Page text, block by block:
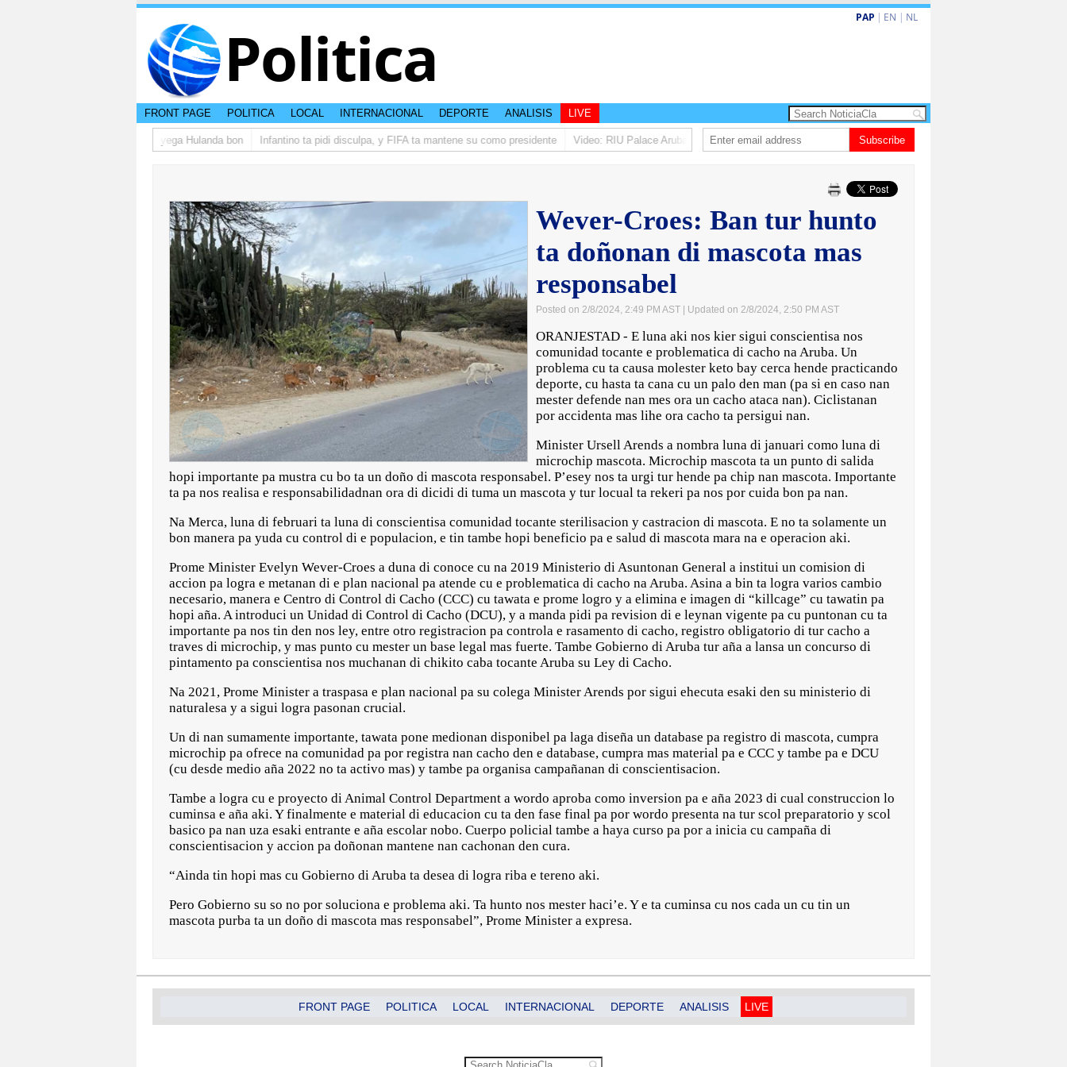
Politica PAP | EN | NL
FRONT PAGE POLITICA LOCAL INTERNACIONAL DEPORTE ANALISIS LIVE
di studiantenan di Aruba a yega Hulanda bon Infantino ta pidi disculpa, y FIFA ta mantene su como presidente Video: RIU Palace Aruba ta eleva turismo premium cu renobacion di US$106 miyon
Subscribe
Wever-Croes: Ban tur hunto
ta doñonan di mascota mas
responsabel
Posted on 2/8/2024, 2:49 PM AST | Updated on 2/8/2024, 2:50 PM AST
ORANJESTAD - E luna aki nos kier sigui conscientisa nos
comunidad tocante e problematica di cacho na Aruba. Un
problema cu ta causa molester keto bay cerca hende practicando
deporte, cu hasta ta cana cu un palo den man (pa si en caso nan
mester defende nan mes ora un cacho ataca nan). Ciclistanan
por accidenta mas lihe ora cacho ta persigui nan.
Minister Ursell Arends a nombra luna di januari como luna di
microchip mascota. Microchip mascota ta un punto di salida
hopi importante pa mustra cu bo ta un doño di mascota responsabel. P’esey nos ta urgi tur hende pa chip nan mascota. Importante
ta pa nos realisa e responsabilidadnan ora di dicidi di tuma un mascota y tur locual ta rekeri pa nos por cuida bon pa nan.
Na Merca, luna di februari ta luna di conscientisa comunidad tocante sterilisacion y castracion di mascota. E no ta solamente un
bon manera pa yuda cu control di e populacion, e tin tambe hopi beneficio pa e salud di mascota mara na e operacion aki.
Prome Minister Evelyn Wever-Croes a duna di conoce cu na 2019 Ministerio di Asuntonan General a institui un comision di
accion pa logra e metanan di e plan nacional pa atende cu e problematica di cacho na Aruba. Asina a bin ta logra varios cambio
necesario, manera e Centro di Control di Cacho (CCC) cu tawata e prome logro y a elimina e imagen di “killcage” cu tawatin pa
hopi aña. A introduci un Unidad di Control di Cacho (DCU), y a manda pidi pa revision di e leynan vigente pa cu puntonan cu ta
importante pa nos tin den nos ley, entre otro registracion pa controla e rasamento di cacho, registro obligatorio di tur cacho a
traves di microchip, y mas punto cu mester un base legal mas fuerte. Tambe Gobierno di Aruba tur aña a lansa un concurso di
pintamento pa conscientisa nos muchanan di chikito caba tocante Aruba su Ley di Cacho.
Na 2021, Prome Minister a traspasa e plan nacional pa su colega Minister Arends por sigui ehecuta esaki den su ministerio di
naturalesa y a sigui logra pasonan crucial.
Un di nan sumamente importante, tawata pone medionan disponibel pa laga diseña un database pa registro di mascota, cumpra
microchip pa ofrece na comunidad pa por registra nan cacho den e database, cumpra mas material pa e CCC y tambe pa e DCU
(cu desde medio aña 2022 no ta activo mas) y tambe pa organisa campañanan di conscientisacion.
Tambe a logra cu e proyecto di Animal Control Department a wordo aproba como inversion pa e aña 2023 di cual construccion lo
cuminsa e aña aki. Y finalmente e material di educacion cu ta den fase final pa por wordo presenta na tur scol preparatorio y scol
basico pa nan uza esaki entrante e aña escolar nobo. Cuerpo policial tambe a haya curso pa por a inicia cu campaña di
conscientisacion y accion pa doñonan mantene nan cachonan den cura.
“Ainda tin hopi mas cu Gobierno di Aruba ta desea di logra riba e tereno aki.
Pero Gobierno su so no por soluciona e problema aki. Ta hunto nos mester haci’e. Y e ta cuminsa cu nos cada un cu tin un
mascota purba ta un doño di mascota mas responsabel”, Prome Minister a expresa.
FRONT PAGE POLITICA LOCAL INTERNACIONAL DEPORTE ANALISIS LIVE